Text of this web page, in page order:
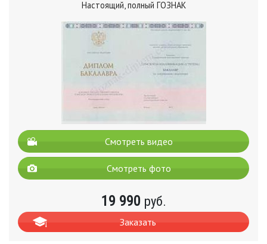
Настоящий, полный ГОЗНАК
Смотреть видео
Смотреть фото
19 990 руб.
Заказать